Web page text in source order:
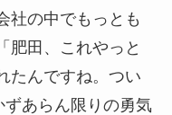
社の中でもっとも
肥田、これやっと
たんですね。つい
あらん限りの勇気